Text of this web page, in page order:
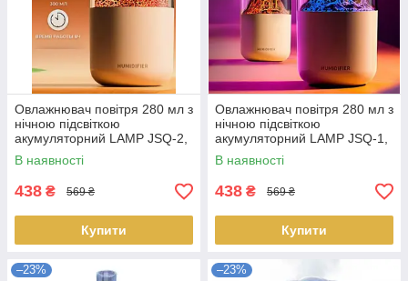
Овлажнювач повітря 280 мл з
нічною підсвіткою
акумуляторний LAMP JSQ-2,
арома-дифузор — доставка
по Україні
В наявності
438 ₴ 569 ₴
Купити
Овлажнювач повітря 280 мл з
нічною підсвіткою
акумуляторний LAMP JSQ-1,
арома-дифузор — доставка
по Україні
В наявності
438 ₴ 569 ₴
Купити
–23% –23%